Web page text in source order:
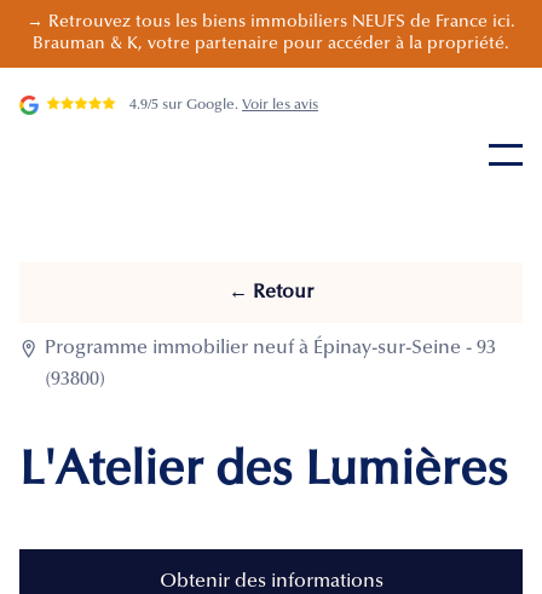
→ Retrouvez tous les biens immobiliers NEUFS de France ici.
Brauman & K, votre partenaire pour accéder à la propriété.
4.9/5 sur Google. Voir les avis
← Retour

Programme immobilier neuf à Épinay-sur-Seine - 93
(93800)
L'Atelier des Lumières
Obtenir des informations